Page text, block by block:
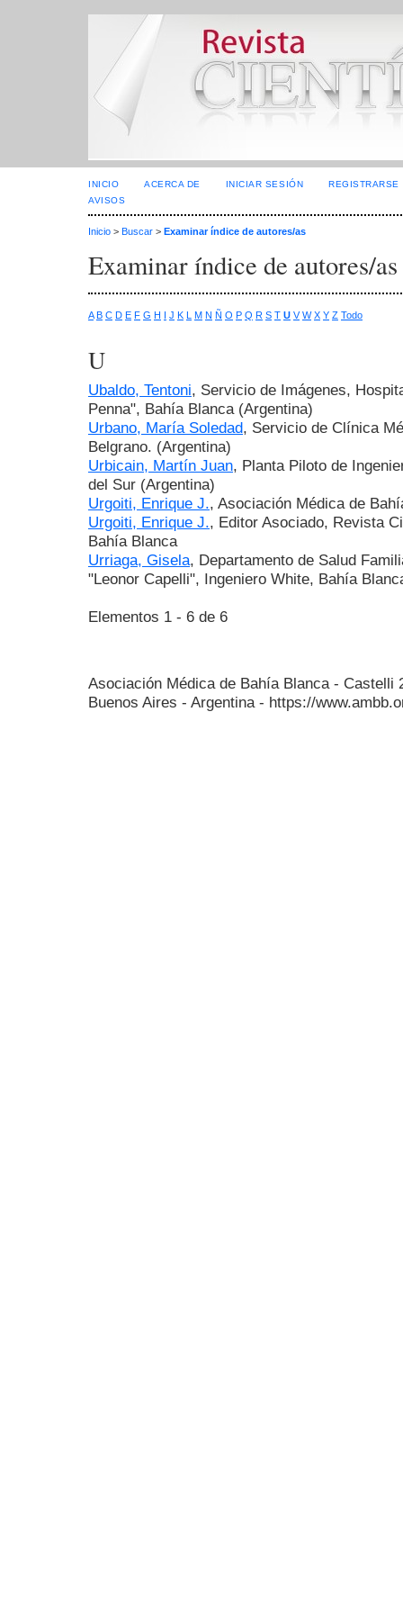
INICIO ACERCA DE INICIAR SESIÓN
REGISTRARSE
AVISOS
Inicio > Buscar > Examinar índice de autores/as
Examinar índice de autores/as
A B C D E F G H I J K L M N Ñ O P Q R S T U V W X Y Z Todo
U
Ubaldo, Tentoni, Servicio de Imágenes,
Penna", Bahía Blanca (Argentina)
Urbano, María Soledad, Servicio de Clínica
Belgrano. (Argentina)
Urbicain, Martín Juan, Planta Piloto de
del Sur (Argentina)
Urgoiti, Enrique J., Asociación Médica de
Urgoiti, Enrique J., Editor Asociado, Revista
Bahía Blanca
Urriaga, Gisela, Departamento de Salud
"Leonor Capelli", Ingeniero White, Bahía
Elementos 1 - 6 de 6
Asociación Médica de Bahía Blanca - Castelli
Buenos Aires - Argentina - https://